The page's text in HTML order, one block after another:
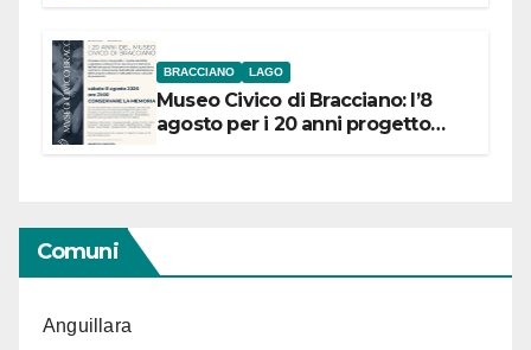
BRACCIANO LAGO
Museo Civico di Bracciano: l’8
agosto per i 20 anni progetto
Comuni
Anguillara